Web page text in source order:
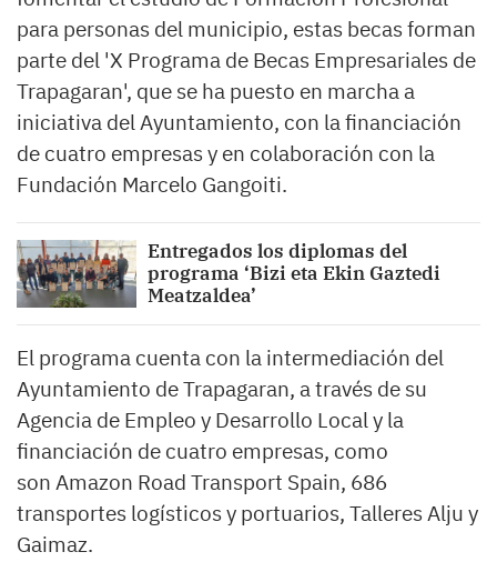
para personas del municipio, estas becas forman
parte del 'X Programa de Becas Empresariales de
Trapagaran', que se ha puesto en marcha a
iniciativa del Ayuntamiento, con la financiación
de cuatro empresas y en colaboración con la
Fundación Marcelo Gangoiti.
Entregados los diplomas del
programa ‘Bizi eta Ekin Gaztedi
Meatzaldea’
El programa cuenta con la intermediación del
Ayuntamiento de Trapagaran, a través de su
Agencia de Empleo y Desarrollo Local y la
financiación de cuatro empresas, como
son Amazon Road Transport Spain, 686
transportes logísticos y portuarios, Talleres Alju y
Gaimaz.